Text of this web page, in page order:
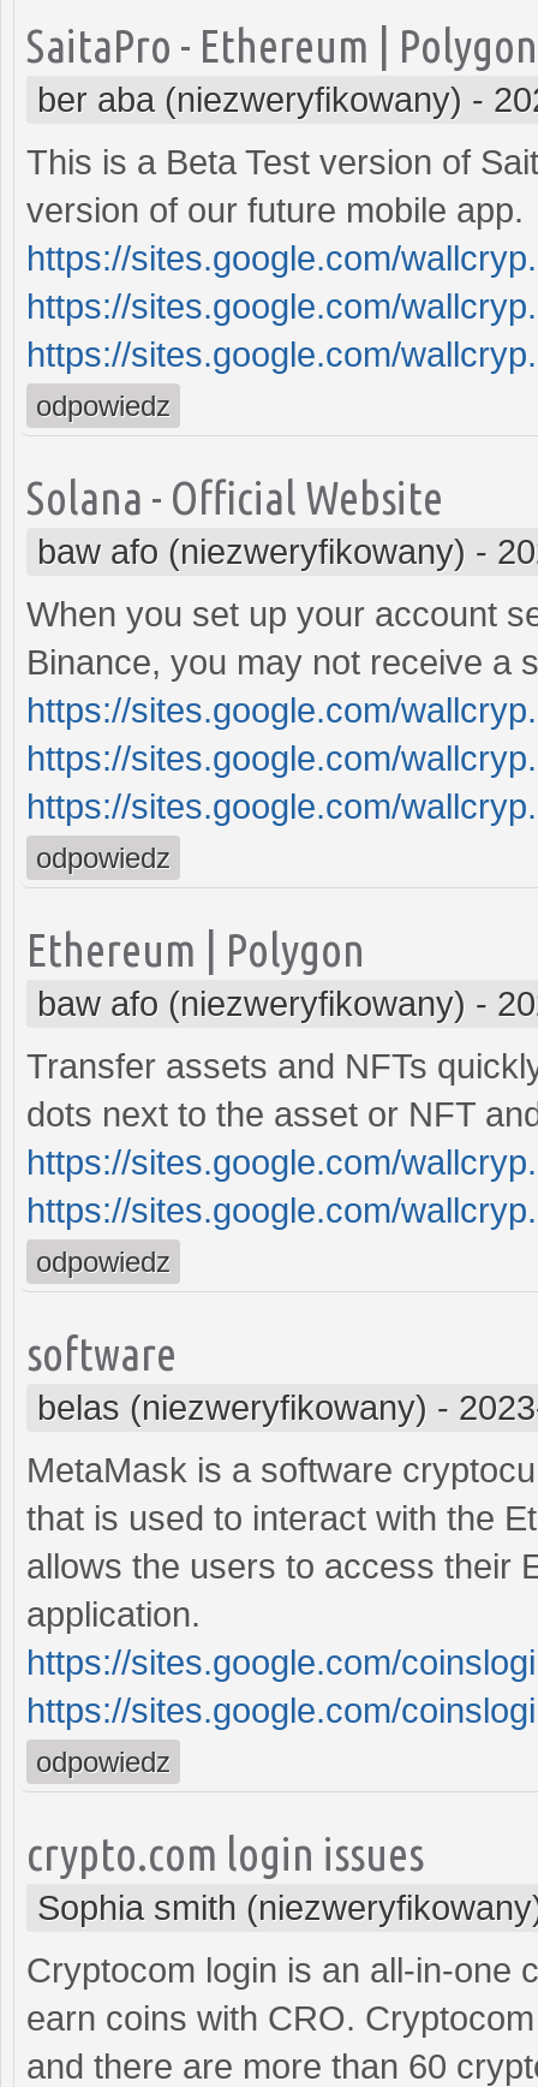
SaitaPro - Ethereum |
ber aba (niezweryfikowany) -
This is a Beta Test version of
version of our future mobile app.
https://sites.google.com/
https://sites.google.com/
https://sites.google.com/
odpowiedz
Solana - Official Website
baw afo (niezweryfikowany) -
When you set up your account
Binance, you may not receive a
https://sites.google.com/
https://sites.google.com/
https://sites.google.com/
odpowiedz
Ethereum | Polygon
baw afo (niezweryfikowany) -
Transfer assets and NFTs
dots next to the asset or NFT
https://sites.google.com/
https://sites.google.com/
odpowiedz
software
belas (niezweryfikowany) -
MetaMask is a software
that is used to interact with the
allows the users to access their
application.
https://sites.google.com/
https://sites.google.com/
odpowiedz
crypto.com login issues
Sophia smith
Cryptocom login is an all-in-one
earn coins with CRO.
and there are more than 60